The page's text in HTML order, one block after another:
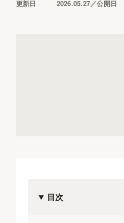
更新日 2026.05.27 公開日
目次